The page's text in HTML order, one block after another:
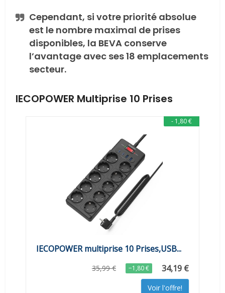
Cependant, si votre priorité absolue
est le nombre maximal de prises
disponibles, la BEVA conserve
l’avantage avec ses 18 emplacements
secteur.
IECOPOWER Multiprise 10 Prises
- 1,80 €
IECOPOWER multiprise 10 Prises,USB...
35,99 € −1,80 € 34,19 €
Voir l'offre!